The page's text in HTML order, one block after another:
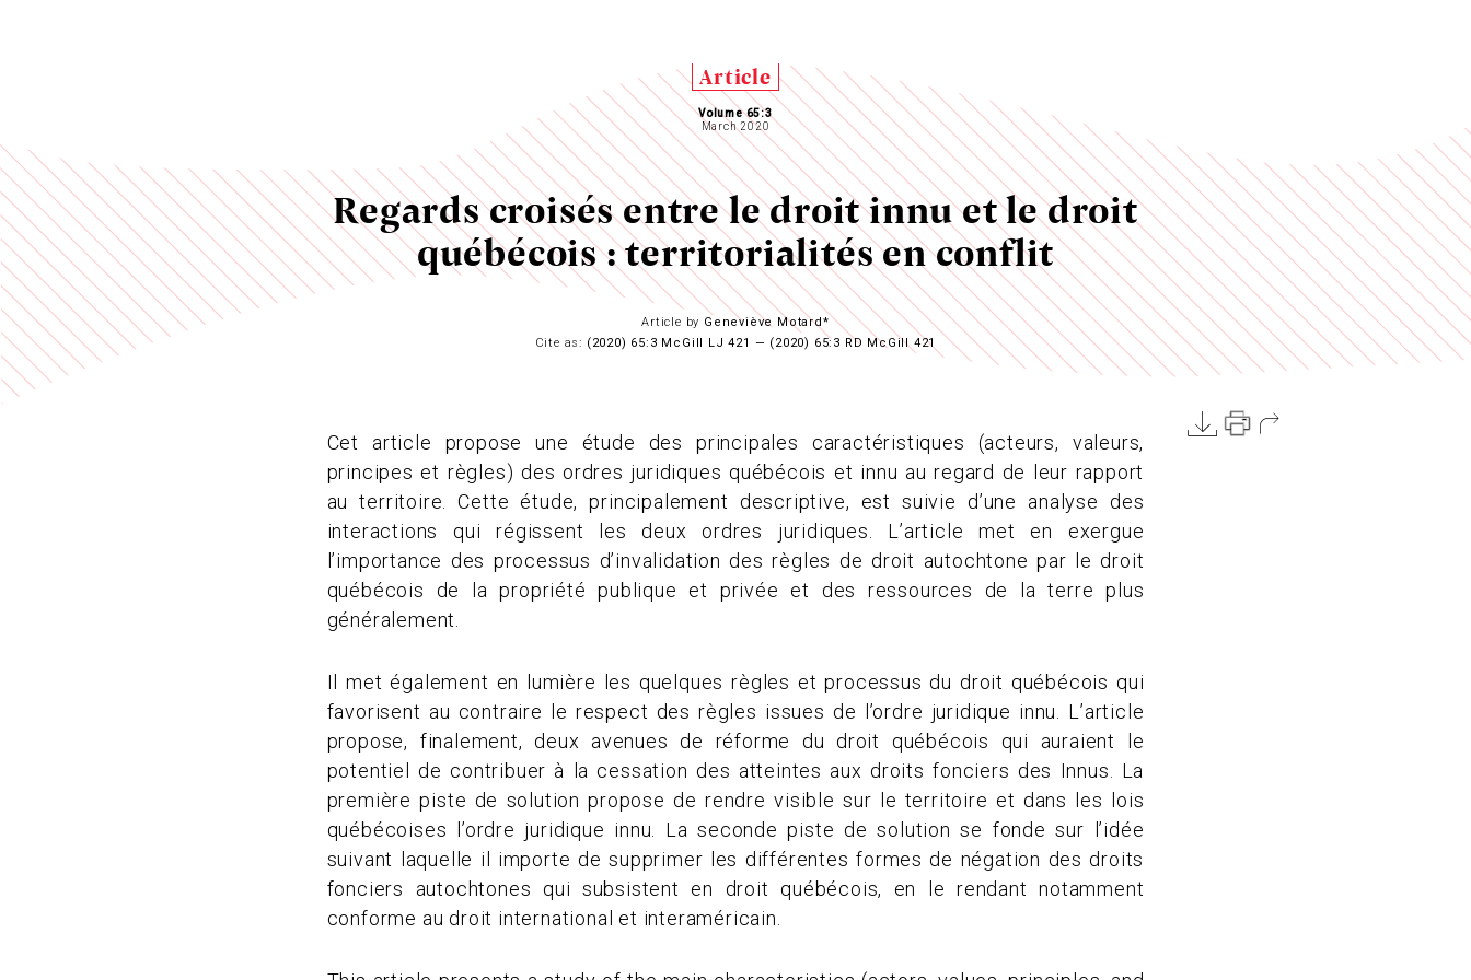
Article
Volume 65:3
March 2020
Regards croisés entre le droit innu et le droit
québécois : territorialités en conflit
Article by Geneviève Motard*
Cite as: (2020) 65:3 McGill LJ 421 — (2020) 65:3 RD McGill 421
Cet article propose une étude des principales caractéristiques (acteurs, valeurs,
principes et règles) des ordres juridiques québécois et innu au regard de leur rapport
au territoire. Cette étude, principalement descriptive, est suivie d’une analyse des
interactions qui régissent les deux ordres juridiques. L’article met en exergue
l’importance des processus d’invalidation des règles de droit autochtone par le droit
québécois de la propriété publique et privée et des ressources de la terre plus
généralement.
Il met également en lumière les quelques règles et processus du droit québécois qui
favorisent au contraire le respect des règles issues de l’ordre juridique innu. L’article
propose, finalement, deux avenues de réforme du droit québécois qui auraient le
potentiel de contribuer à la cessation des atteintes aux droits fonciers des Innus. La
première piste de solution propose de rendre visible sur le territoire et dans les lois
québécoises l’ordre juridique innu. La seconde piste de solution se fonde sur l’idée
suivant laquelle il importe de supprimer les différentes formes de négation des droits
fonciers autochtones qui subsistent en droit québécois, en le rendant notamment
conforme au droit international et interaméricain.